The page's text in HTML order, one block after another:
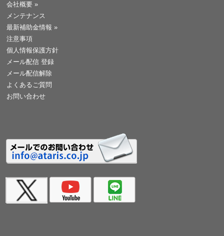
会社概要 »
メンテナンス
最新補助金情報 »
注意事項
個人情報保護方針
メール配信 登録
メール配信解除
よくあるご質問
お問い合わせ